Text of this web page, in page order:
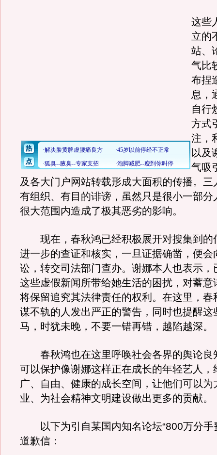
这些
立的
站、
气比
布捏
息，
自行
方式
注，
以及
气吸
及各大门户网站转载形成大面积的传播。三
有组织、有目的诽谤，虽然只是很小一部分
很大范围内造成了极其恶劣的影响。
现在，春秋鸿已经积极展开对搜集到的
进一步的查证和核实，一旦证据确凿，便会
讼，转交司法部门查办。谢娜本人也表示，
这些虚假新闻所带给她生活的困扰，对蓄意
将保留追究其法律责任的权利。在这里，春
谋不轨的人发出严正的警告，同时也提醒这
马，时犹未晚，不要一错再错，越陷越深。
春秋鸿也在这里呼唤社会各界的舆论良
可以保护像谢娜这样正在成长的年轻艺人，
广、自由、健康的成长空间，让他们可以为
业、为社会精神文明建设做出更多的贡献。
以下为引自某国内知名论坛“800万分手
道歉信：